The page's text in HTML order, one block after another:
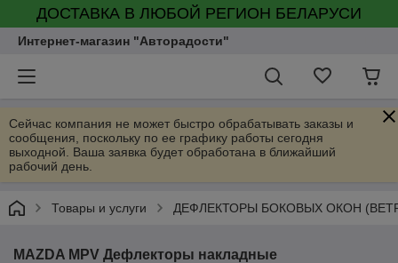
ДОСТАВКА В ЛЮБОЙ РЕГИОН БЕЛАРУСИ
Интернет-магазин "Авторадости"
Сейчас компания не может быстро обрабатывать заказы и
сообщения, поскольку по ее графику работы сегодня
выходной. Ваша заявка будет обработана в ближайший
рабочий день.
Товары и услуги ДЕФЛЕКТОРЫ БОКОВЫХ ОКОН
MAZDA MPV Дефлекторы накладные